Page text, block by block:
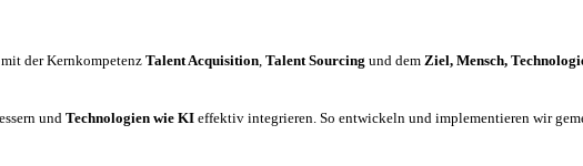
mit der Kernkompetenz Talent Acquisition, Talent Sourcing und dem Ziel, Mensch,
und Technologien wie KI effektiv integrieren. So entwickeln und implementieren wir